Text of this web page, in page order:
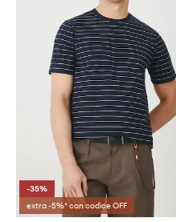
-35%
extra -5%* con codice OFF